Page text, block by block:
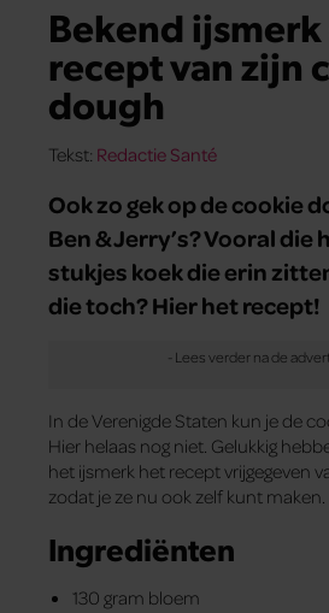
Bekend
recept van zijn
dough
Tekst: Redactie Santé
Ook zo gek op de cookie
Ben & Jerry’s? Vooral die
stukjes koek die erin
die toch? Hier het recept!
In de Verenigde Staten kun je de
Hier helaas nog niet. Gelukkig
het ijsmerk het recept vrijgegeven
zodat je ze nu ook zelf kunt maken.
Ingrediënten
130 gram bloem